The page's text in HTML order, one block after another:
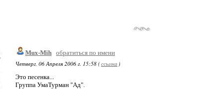
Mux-Mih обратиться по имени
Четверг, 06 Апреля 2006 г. 15:58 (ссылка )
Это песенка...
Группа УмаТурман "Ад".